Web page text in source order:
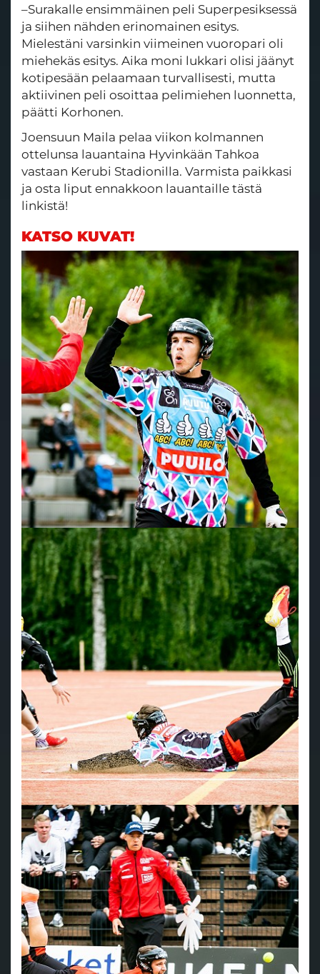
–Surakalle ensimmäinen peli Superpesiksessä
ja siihen nähden erinomainen esitys.
Mielestäni varsinkin viimeinen vuoropari oli
miehekäs esitys. Aika moni lukkari olisi jäänyt
kotipesään pelaamaan turvallisesti, mutta
aktiivinen peli osoittaa pelimiehen luonnetta,
päätti Korhonen.
Joensuun Maila pelaa viikon kolmannen
ottelunsa lauantaina Hyvinkään Tahkoa
vastaan Kerubi Stadionilla. Varmista paikkasi
ja osta liput ennakkoon lauantaille tästä
linkistä!
KATSO KUVAT!